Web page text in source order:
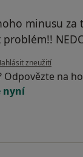
minusu za
názoru uživatele
zneužití
Odpovězte na
nyní